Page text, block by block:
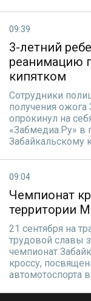
09:39
3-летний
реанимацию
кипятком
Сотрудники
получения
опрокинул на
«Забмедиа.Ру»
Забайкальскому
09:04
Чемпионат
территории
21 сентября на
трудовой славы
чемпионат
кроссу,
автомотоспорта